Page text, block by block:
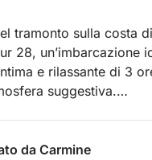
tramonto sulla costa
28, un’imbarcazione
e rilassante di 3
suggestiva.
PM dal porto di Sorrento
da Carmine